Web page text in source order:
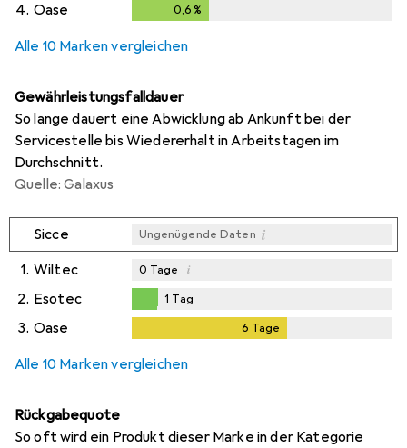
4. Oase 0,6 %
Alle 10 Marken vergleichen
Gewährleistungsfalldauer
So lange dauert eine Abwicklung ab Ankunft bei der
Servicestelle bis Wiedererhalt in Arbeitstagen im
Durchschnitt.
Quelle: Galaxus
Sicce Ungenügende Daten i
1. Wiltec 0 Tage i
2. Esotec
Tag
1 Tag
3. Oase 6 Tage
i
Alle 10 Marken vergleichen
Rückgabequote
So oft wird ein Produkt dieser Marke in der Kategorie